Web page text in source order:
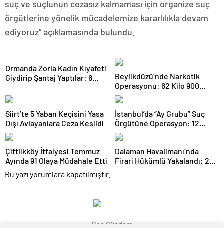
suç ve suçlunun cezasız kalmaması için organize suç
örgütlerine yönelik mücadelemize kararlılıkla devam
ediyoruz” açıklamasında bulundu.
Ormanda Zorla Kadın Kıyafeti
Giydirip Şantaj Yaptılar: 6
Beylikdüzü’nde Narkotik
Operasyonu: 62 Kilo 900
Gram Uyuşturucu Ele
Geçirildi
Siirt’te 5 Yaban Keçisini Yasa
Dışı Avlayanlara Ceza Kesildi
İstanbul’da “Ay Grubu” Suç
Örgütüne Operasyon: 12
Şüpheli Gözaltında
Çiftlikköy İtfaiyesi Temmuz
Ayında 91 Olaya Müdahale Etti
Dalaman Havalimanı’nda
Firari Hükümlü Yakalandı: 22
Bu yazı yorumlara kapatılmıştır.
Son Gündem